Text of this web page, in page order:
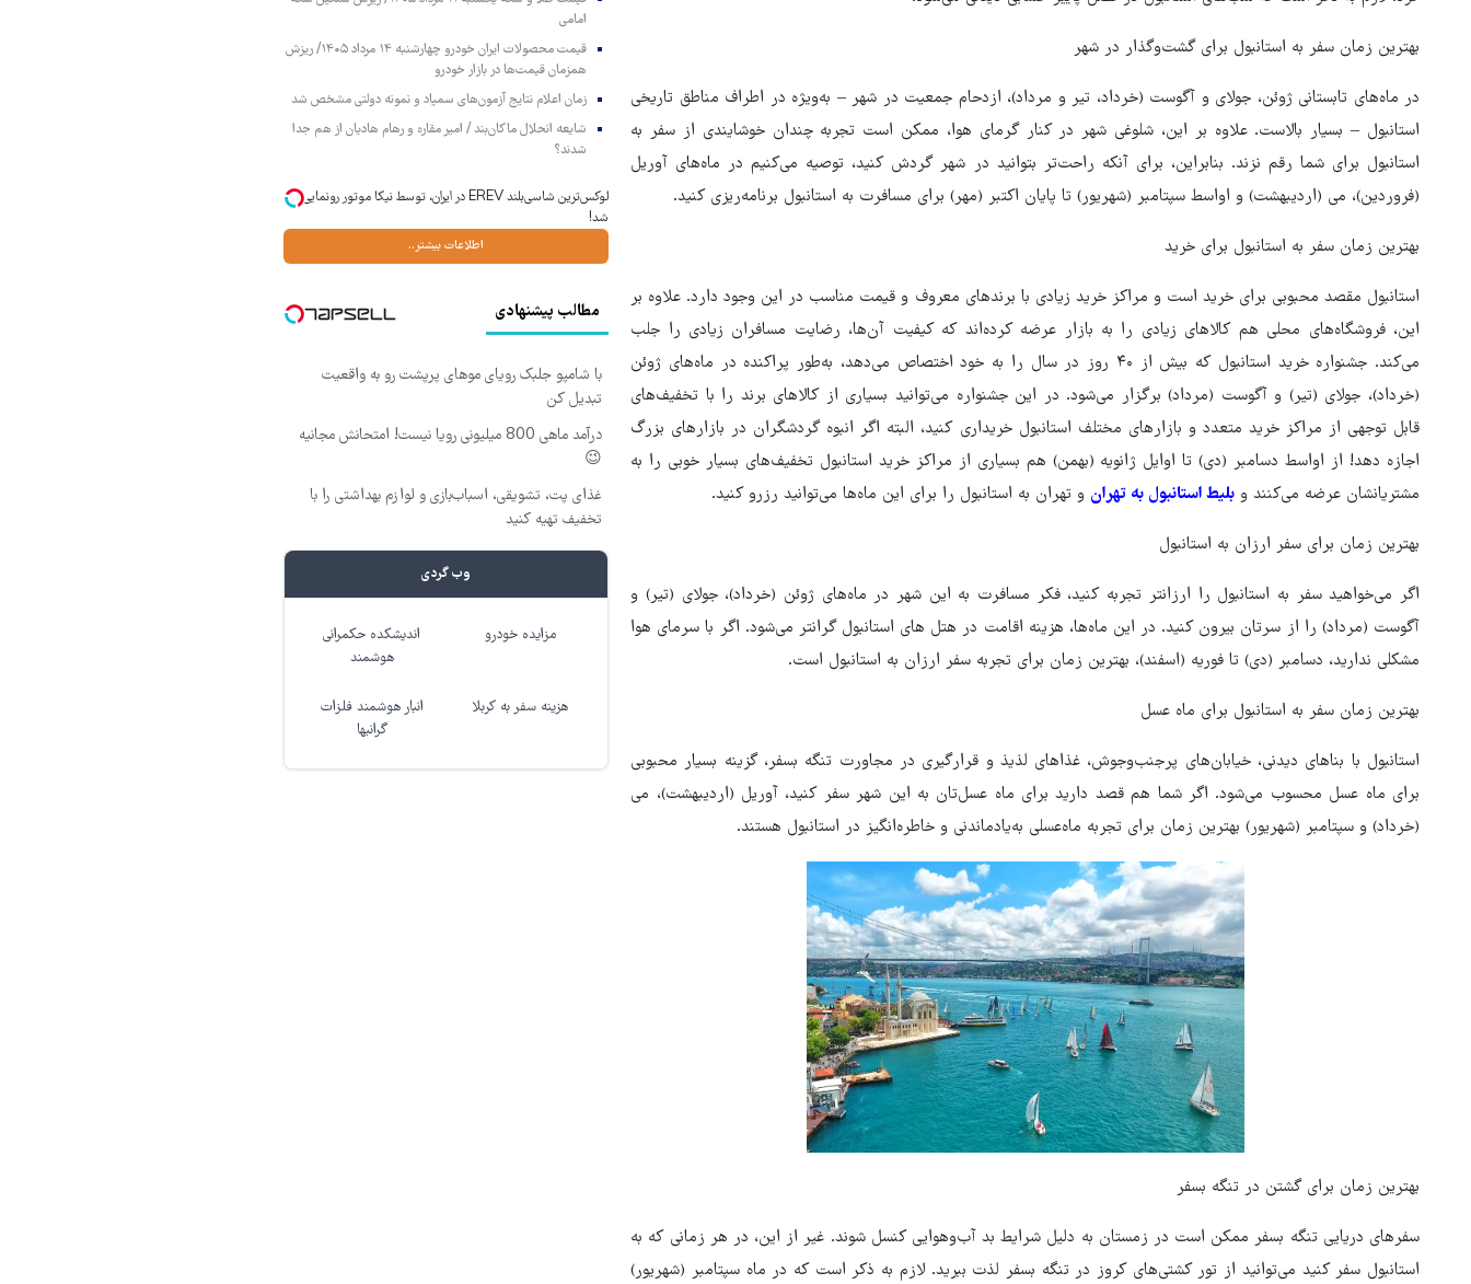
بهترین زمان سفر به استانبول برای گشت‌وگذار در شهر
در ماه‌های تابستانی ژوئن، جولای و آگوست (خرداد، تیر و مرداد)، ازدحام جمعیت در شهر – به‌ویژه در اطراف مناطق تاریخی
استانبول – بسیار بالاست. علاوه بر این، شلوغی شهر در کنار گرمای هوا، ممکن است تجربه چندان خوشایندی از سفر به
استانبول برای شما رقم نزند. بنابراین، برای آنکه راحت‌تر بتوانید در شهر گردش کنید، توصیه می‌کنیم در ماه‌های آوریل
(فروردین)، می (اردیبهشت) و اواسط سپتامبر (شهریور) تا پایان اکتبر (مهر) برای مسافرت به استانبول برنامه‌ریزی کنید.
بهترین زمان سفر به استانبول برای خرید
استانبول مقصد محبوبی برای خرید است و مراکز خرید زیادی با برندهای معروف و قیمت مناسب در این وجود دارد. علاوه بر
این، فروشگاه‌های محلی هم کالاهای زیادی را به بازار عرضه کرده‌اند که کیفیت آن‌ها، رضایت مسافران زیادی را جلب
می‌کند. جشنواره خرید استانبول که بیش از ۴۰ روز در سال را به خود اختصاص می‌دهد، به‌طور پراکنده در ماه‌های ژوئن
(خرداد)، جولای (تیر) و آگوست (مرداد) برگزار می‌شود. در این جشنواره می‌توانید بسیاری از کالاهای برند را با تخفیف‌های
قابل توجهی از مراکز خرید متعدد و بازارهای مختلف استانبول خریداری کنید، البته اگر انبوه گردشگران در بازارهای بزرگ
اجازه دهد! از اواسط دسامبر (دی) تا اوایل ژانویه (بهمن) هم بسیاری از مراکز خرید استانبول تخفیف‌های بسیار خوبی را به
مشتریانشان عرضه می‌کنند و بلیط استانبول به تهران و تهران به استانبول را برای این ماه‌ها می‌توانید رزرو کنید.
بهترین زمان برای سفر ارزان به استانبول
اگر می‌خواهید سفر به استانبول را ارزانتر تجربه کنید، فکر مسافرت به این شهر در ماه‌های ژوئن (خرداد)، جولای (تیر) و
آگوست (مرداد) را از سرتان بیرون کنید. در این ماه‌ها، هزینه اقامت در هتل ‌های استانبول گرانتر می‌شود. اگر با سرمای هوا
مشکلی ندارید، دسامبر (دی) تا فوریه (اسفند)، بهترین زمان برای تجربه سفر ارزان به استانبول است.
بهترین زمان سفر به استانبول برای ماه عسل
استانبول با بناهای دیدنی، خیابان‌های پرجنب‌وجوش، غذاهای لذیذ و قرارگیری در مجاورت تنگه بسفر، گزینه بسیار محبوبی
برای ماه عسل محسوب می‌شود. اگر شما هم قصد دارید برای ماه عسل‌تان به این شهر سفر کنید، آوریل (اردیبهشت)، می
(خرداد) و سپتامبر (شهریور) بهترین زمان برای تجربه ماه‌عسلی به‌یادماندنی و خاطره‌انگیز در استانبول هستند.
بهترین زمان برای گشتن در تنگه بسفر
سفرهای دریایی تنگه بسفر ممکن است در زمستان به دلیل شرایط بد آب‌وهوایی کنسل شوند. غیر از این، در هر زمانی که به
استانبول سفر کنید می‌توانید از تور کشتی‌های کروز در تنگه بسفر لذت ببرید. لازم به ذکر است که در ماه سپتامبر (شهریور)
امامی
قیمت محصولات ایران خودرو چهارشنبه ۱۴ مرداد ۱۴۰۵/ ریزش
همزمان قیمت‌ها در بازار خودرو
زمان اعلام نتایج آزمون‌های سمپاد و نمونه دولتی مشخص شد
شایعه انحلال ماکان‌بند / امیر مقاره و رهام هادیان از هم جدا
شدند؟
لوکس‌ترین شاسی‌بلند EREV در ایران، توسط نیکا موتور رونمایی
شد!
اطلاعات بیشتر..
مطالب پیشنهادی
با شامپو جلبک رویای موهای پرپشت رو به واقعیت
تبدیل کن
درآمد ماهی 800 میلیونی رویا نیست! امتحانش مجانیه
😉
غذای پت، تشویقی، اسباب‌بازی و لوازم بهداشتی را با
تخفیف تهیه کنید
وب گردی
مزایده خودرو
اندیشکده حکمرانی
هوشمند
هزینه سفر به کربلا
انبار هوشمند فلزات
گرانبها